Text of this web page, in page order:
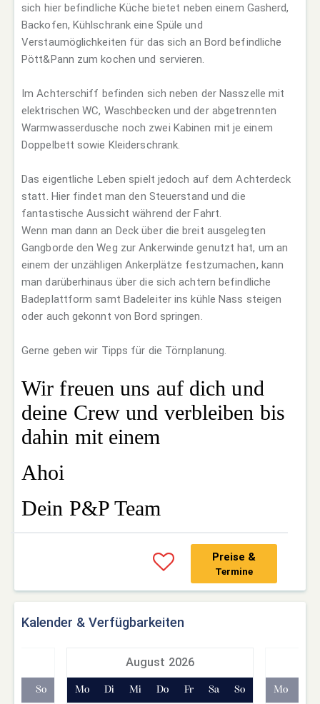
sich hier befindliche Küche bietet neben einem Gasherd,
Backofen, Kühlschrank eine Spüle und
Verstaumöglichkeiten für das sich an Bord befindliche
Pött&Pann zum kochen und servieren.
Im Achterschiff befinden sich neben der Nasszelle mit
elektrischen WC, Waschbecken und der abgetrennten
Warmwasserdusche noch zwei Kabinen mit je einem
Doppelbett sowie Kleiderschrank.
Das eigentliche Leben spielt jedoch auf dem Achterdeck
statt. Hier findet man den Steuerstand und die
fantastische Aussicht während der Fahrt.
Wenn man dann an Deck über die breit ausgelegten
Gangborde den Weg zur Ankerwinde genutzt hat, um an
einem der unzähligen Ankerplätze festzumachen, kann
man darüberhinaus über die sich achtern befindliche
Badeplattform samt Badeleiter ins kühle Nass steigen
oder auch gekonnt von Bord springen.
Gerne geben wir Tipps für die Törnplanung.
Wir freuen uns auf dich und
deine Crew und verbleiben bis
dahin mit einem
Ahoi
Dein P&P Team
Preise &
Termine
Kalender & Verfügbarkeiten
So
August 2026
Mo Di Mi Do Fr Sa So Mo